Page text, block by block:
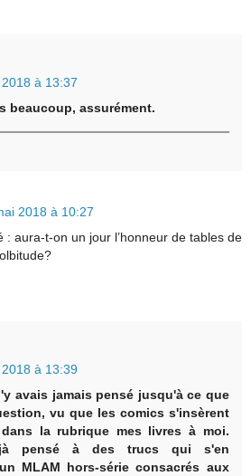
à 13:37
beaucoup, assurément.
2018 à 10:27
: aura-t-on un jour l’honneur de tables de
à 13:39
avais jamais pensé jusqu'à ce que
vu que les comics s'insèrent
la rubrique mes livres à moi.
pensé à des trucs qui s'en
MLAM hors-série consacrés aux